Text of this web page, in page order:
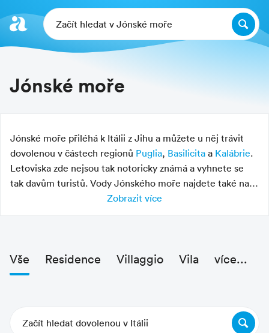
Začít hledat v Jónské moře
Jónské moře
Jónské moře přiléhá k Itálii z Jihu a můžete u něj trávit
dovolenou v částech regionů Puglia, Basilicita a Kalábrie.
Letoviska zde nejsou tak notoricky známá a vyhnete se
tak davům turistů. Vody Jónského moře najdete také na
Sicílie.
Zobrazit více
Vše Residence Villaggio Vila více...
Začít hledat dovolenou v Itálii